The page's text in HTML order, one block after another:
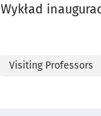
Wykład
Visiting Professors